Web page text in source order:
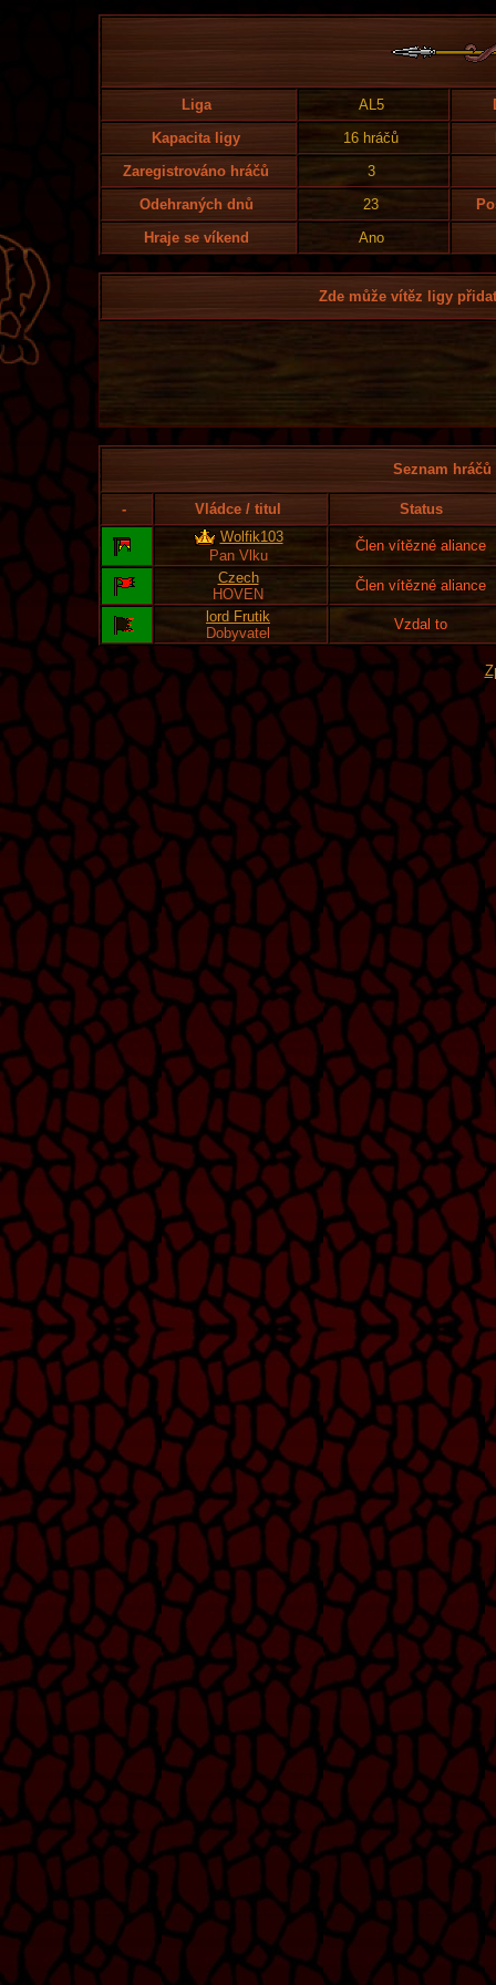
Liga AL5
Kapacita ligy
16 hráčů
Zaregistrováno hráčů
3
Odehraných dnů
23
Hraje se víkend
Ano
Zde může vítěz ligy
Seznam
- Vládce / titul
Status
Wolfik103
Pan Vlku
Člen vítězné aliance
Czech
HOVEN
Člen vítězné aliance
lord Frutik
Dobyvatel
Vzdal to